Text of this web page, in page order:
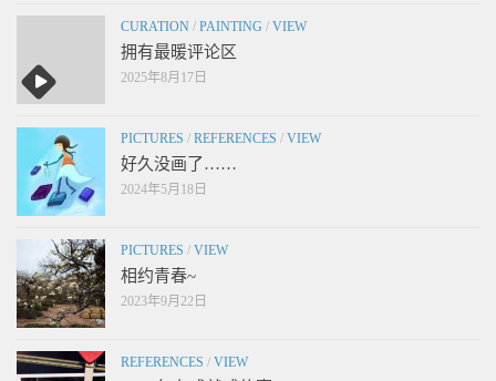
CURATION / PAINTING / VIEW
拥有最暖评论区
2025年8月17日
PICTURES / REFERENCES / VIEW
好久没画了……
2024年5月18日
PICTURES / VIEW
相约青春~
2023年9月22日
REFERENCES / VIEW